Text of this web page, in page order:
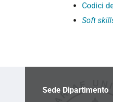
Codici
Soft
Sede Dipartimento